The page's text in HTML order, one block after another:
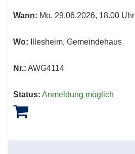
werden.
Wann: Mo. 29.06.2026, 18.00 Uhr
Wo: Illesheim, Gemeindehaus
Nr.: AWG4114
Status: Anmeldung möglich